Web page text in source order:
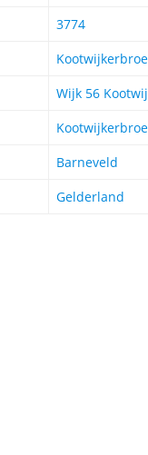
3774
Wijk 56
Barneveld
Gelderland